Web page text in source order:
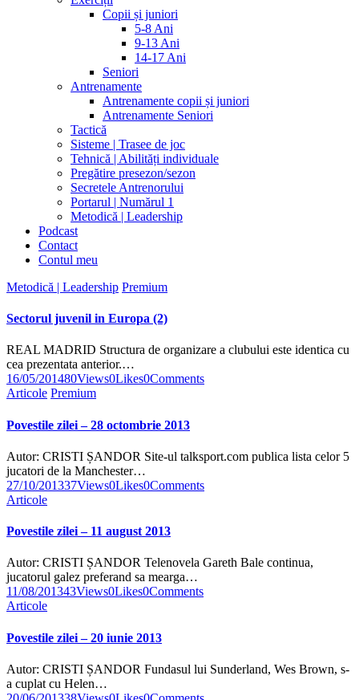
Copii și juniori
5-8 Ani
9-13 Ani
14-17 Ani
Seniori
Antrenamente
Antrenamente copii și juniori
Antrenamente Seniori
Tactică
Sisteme | Trasee de joc
Tehnică | Abilități individuale
Pregătire presezon/sezon
Secretele Antrenorului
Portarul | Numărul 1
Metodică | Leadership
Podcast
Contact
Contul meu
Metodică | Leadership Premium
Sectorul juvenil in Europa (2)
REAL MADRID Structura de organizare a clubului este identica cu
cea prezentata anterior.…
16/05/201480Views0Likes0Comments
Articole Premium
Povestile zilei – 28 octombrie 2013
Autor: CRISTI ȘANDOR Site-ul talksport.com publica lista celor 5
jucatori de la Manchester…
27/10/201337Views0Likes0Comments
Articole
Povestile zilei – 11 august 2013
Autor: CRISTI ȘANDOR Telenovela Gareth Bale continua,
jucatorul galez preferand sa mearga…
11/08/201343Views0Likes0Comments
Articole
Povestile zilei – 20 iunie 2013
Autor: CRISTI ȘANDOR Fundasul lui Sunderland, Wes Brown, s-
a cuplat cu Helen…